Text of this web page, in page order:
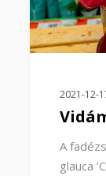
2021-12-
A
glauca